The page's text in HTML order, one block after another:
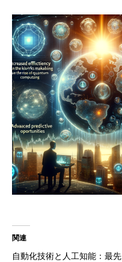
関連
自動化技術と人工知能：最先